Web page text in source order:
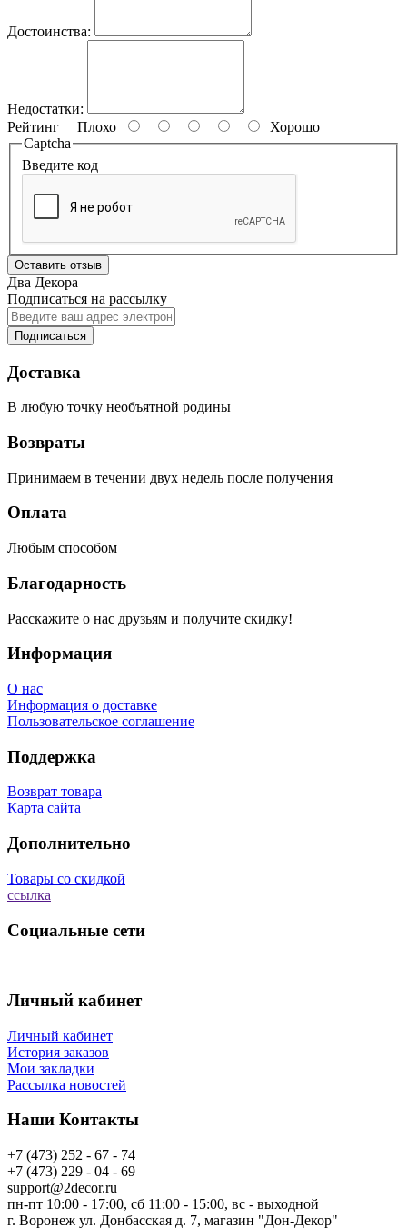
Достоинства:
Недостатки:
Рейтинг Плохо
Хорошо
Captcha
Введите код
Оставить отзыв
Два Декора
Подписаться на рассылку
Подписаться
Доставка
В любую точку необъятной родины
Возвраты
Принимаем в течении двух недель после получения
Оплата
Любым способом
Благодарность
Расскажите о нас друзьям и получите скидку!
Информация
О нас
Информация о доставке
Пользовательское соглашение
Поддержка
Возврат товара
Карта сайта
Дополнительно
Товары со скидкой
ссылка
Социальные сети
Личный кабинет
Личный кабинет
История заказов
Мои закладки
Рассылка новостей
Наши Контакты
+7 (473) 252 - 67 - 74
+7 (473) 229 - 04 - 69
support@2decor.ru
пн-пт 10:00 - 17:00, сб 11:00 - 15:00, вс - выходной
г. Воронеж ул. Донбасская д. 7, магазин "Дон-Декор"